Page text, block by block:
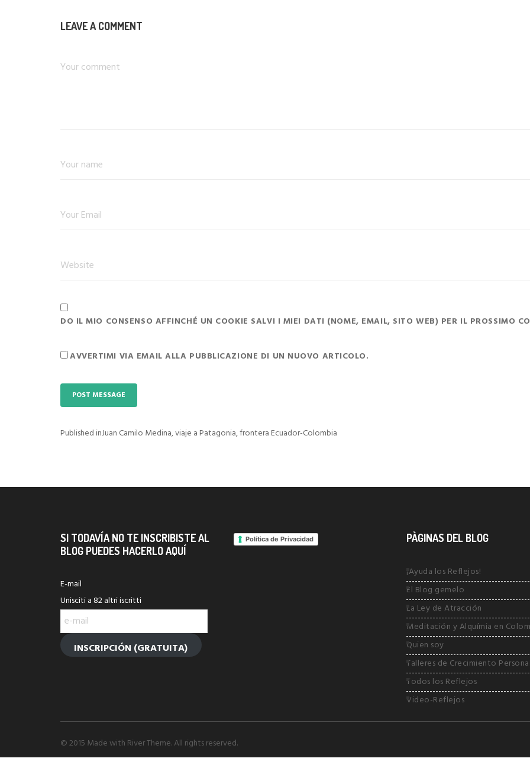
LEAVE A COMMENT
DO IL MIO CONSENSO AFFINCHÉ UN COOKIE SALVI I MIEI DATI (NOME, EMAIL, SITO WEB) PER IL PROSSIMO
AVVERTIMI VIA EMAIL ALLA PUBBLICAZIONE DI UN NUOVO ARTICOLO.
Navigazione
Published inJuan Camilo Medina, viaje a Patagonia, frontera Ecuador-Colombia
SI TODAVÍA NO TE INSCRIBISTE AL
BLOG PUEDES HACERLO AQUÍ
E-mail
Unisciti a 82 altri iscritti
e-
mail
INSCRIPCIÓN (GRATUITA)
Política de Privacidad PÀGINAS DEL BLOG
¡Ayuda los Reflejos!
El Blog gemelo
La Ley de Atracción
Meditación y Alquímia en
Quien soy
Talleres de Crecimiento Personal
Todos los Reflejos
Video-Reflejos
© 2015 Made with River Theme. All rights reserved.